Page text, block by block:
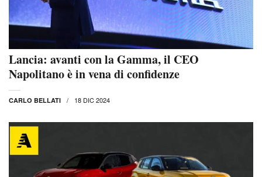
Lancia: avanti con la Gamma, il CEO
Napolitano è in vena di confidenze
CARLO BELLATI 18 DIC 2024